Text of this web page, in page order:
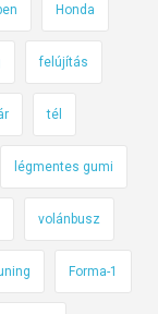
Honda
felújítás
tél
légmentes gumi
volánbusz
Forma-1